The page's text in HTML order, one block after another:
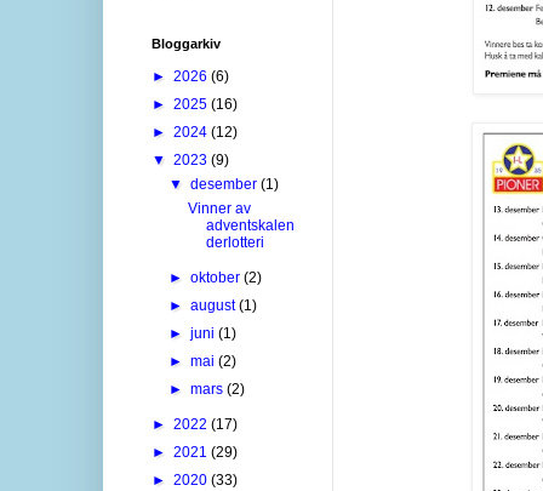
Bloggarkiv
► 2026 (6)
► 2025 (16)
► 2024 (12)
▼ 2023 (9)
▼desember(1)
Vinner av
adventskalen
derlotteri
►oktober(2)
►august(1)
►juni(1)
►mai(2)
►mars(2)
► 2022 (17)
► 2021 (29)
► 2020 (33)